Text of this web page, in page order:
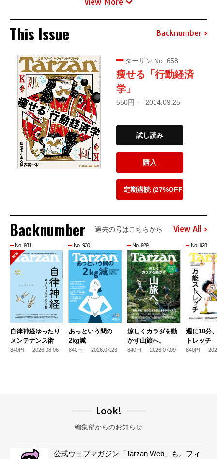
This Issue Backnumber
ターザン No. 658
痩せる「行動経済
学」
550円 — 2014.09.25
試し読み
購入
定期購読 (27%OFF)
Backnumber 過去の号はこちらから View All
No. 931
自律神経ゆったり
メンテナンス術
840円 — 2026.08.06
No. 930
あっという間の
2kg減
840円 — 2026.07.23
No. 929
涼しくカラダを動
かす山旅へ。
840円 — 2026.07.09
No. 928
週に10分
トレッチ
840円 —
Look!
編集部からのお知らせ
公式ウェブマガジン「Tarzan Web」も。フィ